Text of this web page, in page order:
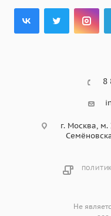
8
г. Москва,
Не